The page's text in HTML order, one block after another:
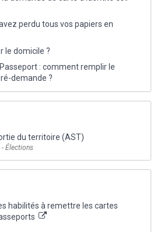
perdu tous vos papiers en
le domicile ?
: comment remplir le
demande ?
du territoire (AST)
- Élections
habilités à remettre les cartes